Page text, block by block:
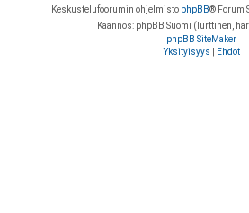
Keskustelufoorumin ohjelmisto phpBB® Forum
Käännös: phpBB Suomi (lurttinen,
phpBB SiteMaker
Yksityisyys
Ehdot